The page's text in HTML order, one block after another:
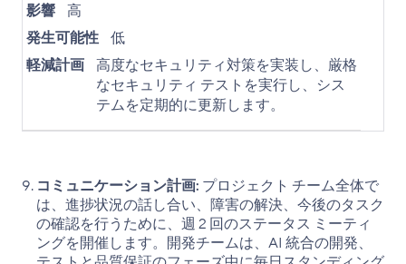
影響 高
発生可能性 低
軽減計画 高度なセキュリティ対策を実装し、厳格
なセキュリティ テストを実行し、シス
テムを定期的に更新します。
コミュニケーション計画: プロジェクト チーム全体で
は、進捗状況の話し合い、障害の解決、今後のタスク
の確認を行うために、週 2 回のステータス ミーティ
ングを開催します。開発チームは、AI 統合の開発、